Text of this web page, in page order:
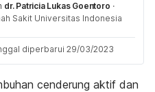
dr. Patricia Lukas Goentoro ·
Sakit Universitas Indonesia
diperbarui 29/03/2023
cenderung aktif dan